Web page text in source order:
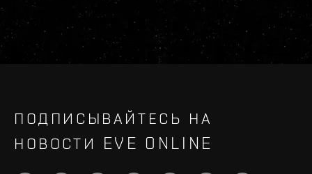
ПОДПИСЫВАЙТЕСЬ НА
НОВОСТИ EVE ONLINE